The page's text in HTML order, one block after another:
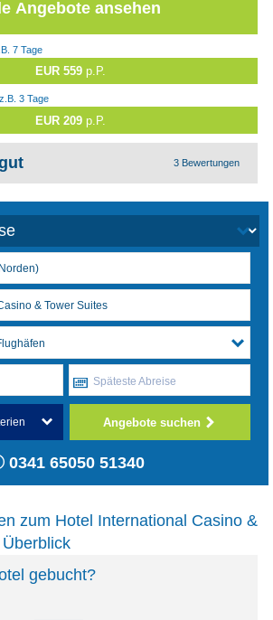
Angebote ansehen
7 Tage
EUR 559 p.P.
z.B. 3 Tage
EUR 209 p.P.
3 Bewertungen
Späteste Abreise
Angebote suchen
0341 65050 51340
zum Hotel International Casino &
gebucht?